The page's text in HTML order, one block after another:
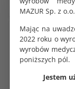
MAZUR Sp. z
Mając na
2022 roku o
wyrobów
poniższych pól.
Jestem